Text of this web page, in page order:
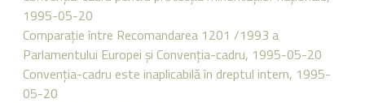
1995-05-20
Comparaţie între Recomandarea 1201 /1993 a
Parlamentului Europei şi Convenţia-cadru, 1995-05-20
Convenţia-cadru este inaplicabilă în dreptul intern, 1995-
05-20